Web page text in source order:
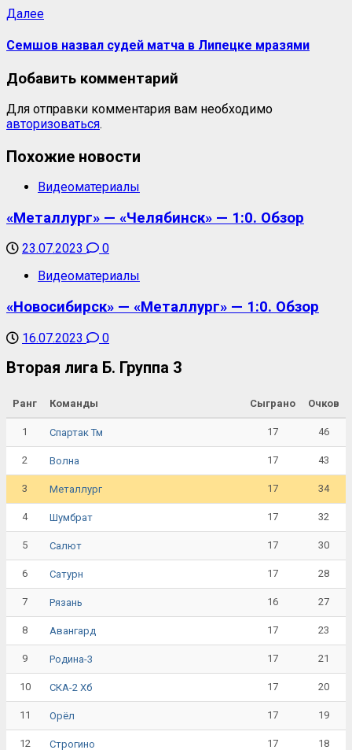
Далее
Семшов назвал судей матча в Липецке мразями
Добавить комментарий
Для отправки комментария вам необходимо
авторизоваться.
Похожие новости
Видеоматериалы
«Металлург» — «Челябинск» — 1:0. Обзор
23.07.2023
0
Видеоматериалы
«Новосибирск» — «Металлург» — 1:0. Обзор
16.07.2023 0
Вторая лига Б. Группа 3
Ранг Команды Сыграно Очков
1 Спартак Тм 17 46
2 Волна 17 43
3 Металлург 17 34
4 Шумбрат 17 32
5 Салют 17 30
6 Сатурн 17 28
7 Рязань 16 27
8 Авангард 17 23
9 Родина-3 17 21
10 СКА-2 Хб 17 20
11 Орёл 17 19
12 Строгино 17 18